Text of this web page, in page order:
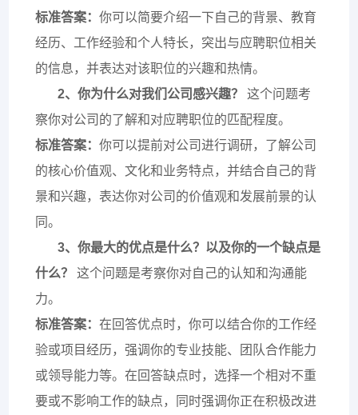
标准答案：你可以简要介绍一下自己的背景、教育
经历、工作经验和个人特长，突出与应聘职位相关
的信息，并表达对该职位的兴趣和热情。
2、你为什么对我们公司感兴趣？
这个问题考
察你对公司的了解和对应聘职位的匹配程度。
标准答案：你可以提前对公司进行调研，了解公司
的核心价值观、文化和业务特点，并结合自己的背
景和兴趣，表达你对公司的价值观和发展前景的认
同。
3、你最大的优点是什么？ 以及你的一个缺点是
什么？
这个问题是考察你对自己的认知和沟通能
力。
标准答案：在回答优点时，你可以结合你的工作经
验或项目经历，强调你的专业技能、团队合作能力
或领导能力等。在回答缺点时，选择一个相对不重
要或不影响工作的缺点，同时强调你正在积极改进